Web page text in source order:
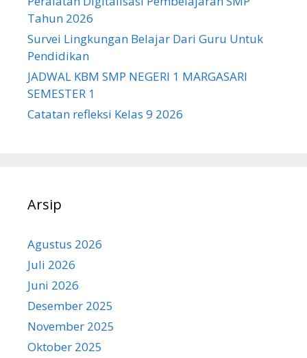
Tahun 2026
Survei Lingkungan Belajar Dari Guru Untuk
Pendidikan
JADWAL KBM SMP NEGERI 1 MARGASARI
SEMESTER 1
Catatan refleksi Kelas 9 2026
Arsip
Agustus 2026
Juli 2026
Juni 2026
Desember 2025
November 2025
Oktober 2025